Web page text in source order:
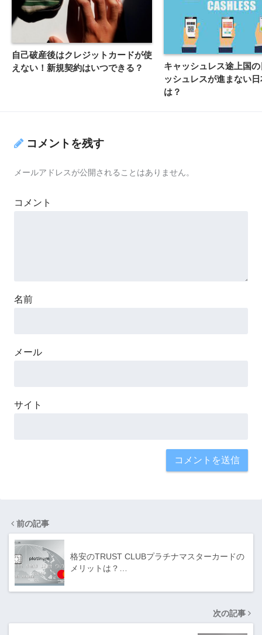
自己破産後はクレジットカードが使
えない！新規契約はいつできる？
キャッシュレス途上国
ッシュレスが進まない
は？
コメントを残す
メールアドレスが公開されることはありません。
コメント
名前
メール
サイト
前の記事
格安のTRUST CLUBプラチナマスターカードの
メリットは？…
次の記事